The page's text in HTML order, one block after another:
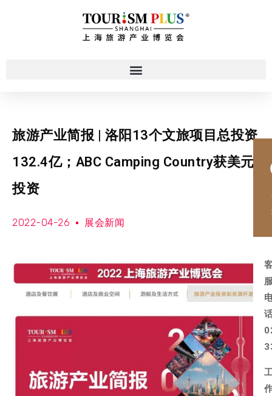
旅游产业简报 | 洛阳13个文旅项目总投资
132.4亿；ABC Camping Country获美元
投资
2022-04-26 展会新闻